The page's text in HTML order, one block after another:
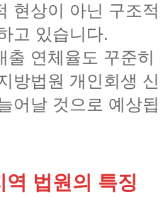
현상이 아닌 구조적
고 있습니다.
연체율도 꾸준히
방법원 개인회생 신
어날 것으로 예상됩
법원의 특징